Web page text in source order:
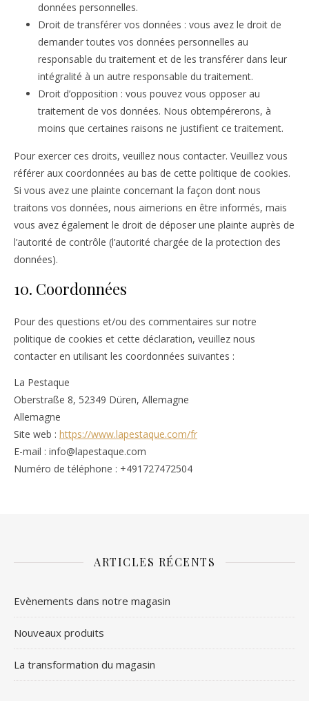
données personnelles.
Droit de transférer vos données : vous avez le droit de
demander toutes vos données personnelles au
responsable du traitement et de les transférer dans leur
intégralité à un autre responsable du traitement.
Droit d’opposition : vous pouvez vous opposer au
traitement de vos données. Nous obtempérerons, à
moins que certaines raisons ne justifient ce traitement.
Pour exercer ces droits, veuillez nous contacter. Veuillez vous
référer aux coordonnées au bas de cette politique de cookies.
Si vous avez une plainte concernant la façon dont nous
traitons vos données, nous aimerions en être informés, mais
vous avez également le droit de déposer une plainte auprès de
l’autorité de contrôle (l’autorité chargée de la protection des
données).
10. Coordonnées
Pour des questions et/ou des commentaires sur notre
politique de cookies et cette déclaration, veuillez nous
contacter en utilisant les coordonnées suivantes :
La Pestaque
Oberstraße 8, 52349 Düren, Allemagne
Allemagne
Site web : https://www.lapestaque.com/fr
E-mail : info@lapestaque.com
Numéro de téléphone : +491727472504
ARTICLES RÉCENTS
Evènements dans notre magasin
Nouveaux produits
La transformation du magasin